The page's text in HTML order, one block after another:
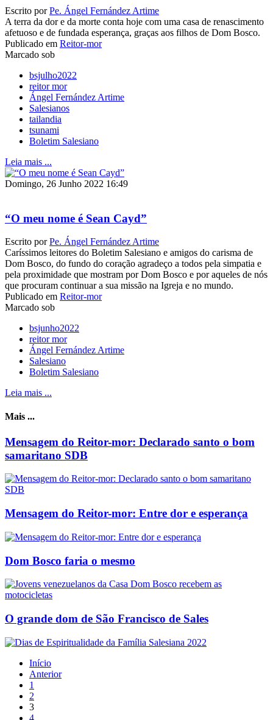
Escrito porPe. Ángel Fernández Artime
A terra da dor e da morte conta hoje com uma casa de renascimento
afetuoso e de fundada esperança, graças aos filhos de Dom Bosco.
Publicado em Reitor-mor
Marcado sob
bsjulho2022
reitor mor
Ángel Fernández Artime
Salesianos
tailandia
tsunami
Boletim Salesiano
Leia mais ...
Domingo, 26 Junho 2022 16:49
“O meu nome é Sean Cayd”
Escrito porPe. Ángel Fernández Artime
Caríssimos leitores do Boletim Salesiano e amigos do carisma de
Dom Bosco, do fundo do coração agradeço a todos pela simpatia e
pela proximidade que mostram por Dom Bosco e por aqueles de nós
que procuram continuar a sua missão na Igreja e no mundo.
Publicado em Reitor-mor
Marcado sob
bsjunho2022
reitor mor
Ángel Fernández Artime
Salesiano
Boletim Salesiano
Leia mais ...
Mais ...
Mensagem do Reitor-mor: Declarado santo o bom
samaritano SDB
Mensagem do Reitor-mor: Entre dor e esperança
Dom Bosco faria o mesmo
O grande dom de São Francisco de Sales
Início
Anterior
1
2
3
4